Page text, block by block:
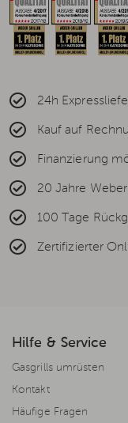
24h
Kauf auf
Finanzierung
20 Jahre
100 Tage
Zertifizierter
Hilfe & Service
Gasgrills umrüsten
Kontakt
Häufige Fragen